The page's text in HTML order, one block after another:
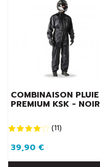
COMBINAISON PLUIE
PREMIUM KSK - NOIR
(11)
39,90 €